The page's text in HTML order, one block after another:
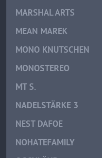
MARSHAL ARTS
MEAN MAREK
MONO KNUTSCHEN
MONOSTEREO
MT S.
NADELSTÄRKE 3
NEST DAFOE
NOHATEFAMILY